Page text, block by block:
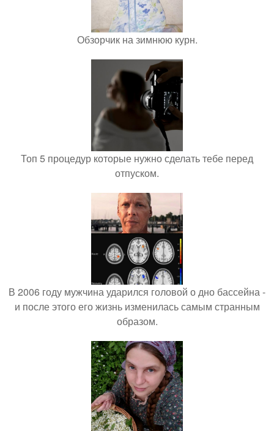
Обзорчик на зимнюю курн.
Топ 5 процедур которые нужно сделать тебе перед
отпуском.
В 2006 году мужчина ударился головой о дно бассейна -
и после этого его жизнь изменилась самым странным
образом.